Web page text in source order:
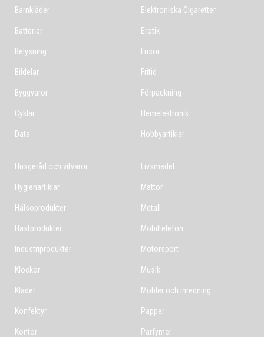
Barnkläder
Batterier
Belysning
Bildelar
Byggvaror
Cyklar
Data
Elektroniska Cigaretter
Erotik
Frisör
Fritid
Förpackning
Hemelektronik
Hobbyartiklar
Husgeråd och vitvaror
Hygienartiklar
Hälsoprodukter
Hästprodukter
Industriprodukter
Klockor
Kläder
Konfektyr
Kontor
Livsmedel
Mattor
Metall
Mobiltelefon
Motorsport
Musik
Möbler och inredning
Papper
Parfymer